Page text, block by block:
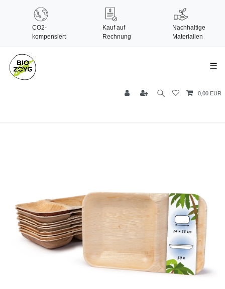
CO2-
kompensiert
Kauf auf
Rechnung
Nachhaltige
Materialien
☰
0,00 EUR